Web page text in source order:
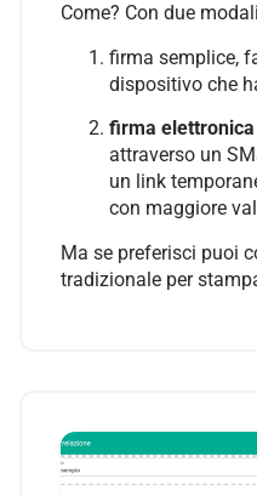
Come? Con due
firma semplice,
dispositivo che
firma
attraverso un
un link
con maggiore
Ma se preferisci puoi
tradizionale per